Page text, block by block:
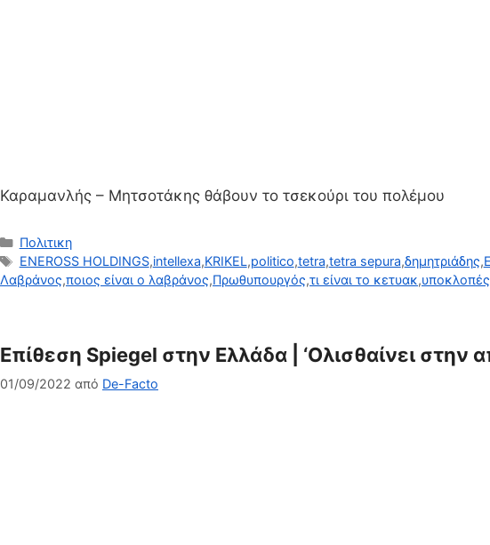
Καραμανλής – Μητσοτάκης θάβουν το τσεκούρι του πολέμου
Κατηγορίες
Πολιτικη
Ετικέτες
ENEROSS HOLDINGS,intellexa,KRIKEL,politico,tetra,tetra sepura,δημητριάδης,
Λαβράνος,ποιος είναι ο λαβράνος,Πρωθυπουργός,τι είναι το κετυακ,υποκλοπές
Eπίθεση Spiegel στην Ελλάδα | ‘Ολισθαίνει στην
01/09/2022 από De-Facto